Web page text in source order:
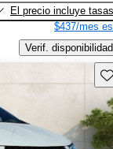
El precio incluye tasas
$437/mes
Verif. disponibilidad